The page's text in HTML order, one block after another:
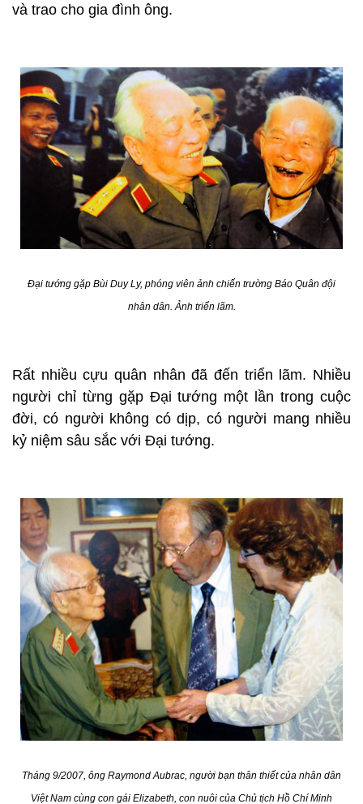
và trao cho gia đình ông.
Đại tướng gặp Bùi Duy Ly, phóng viên ảnh chiến trường Báo Quân đội
nhân dân. Ảnh triển lãm.
Rất nhiều cựu quân nhân đã đến triển lãm. Nhiều
người chỉ từng gặp Đại tướng một lần trong cuộc
đời, có người không có dịp, có người mang nhiều
kỷ niệm sâu sắc với Đại tướng.
Tháng 9/2007, ông Raymond Aubrac, người bạn thân thiết của nhân dân
Việt Nam cùng con gái Elizabeth, con nuôi của Chủ tịch Hồ Chí Minh